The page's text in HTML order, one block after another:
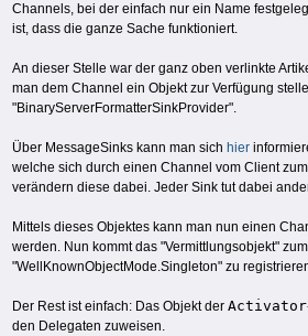
Channels, bei der einfach nur ein Name
ist, dass die ganze Sache funktioniert.
An dieser Stelle war der ganz oben verlinkte
man dem Channel ein Objekt zur Verfügung
"BinaryServerFormatterSinkProvider".
Über MessageSinks kann man sich hier
welche sich durch einen Channel vom Client
verändern diese dabei. Jeder Sink tut dabei
Mittels dieses Objektes kann man nun einen
werden. Nun kommt das "Vermittlungsobjekt"
"WellKnownObjectMode.Singleton" zu
Der Rest ist einfach: Das Objekt der Activator
den Delegaten zuweisen.